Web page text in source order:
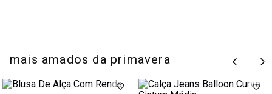
mais amados da primavera